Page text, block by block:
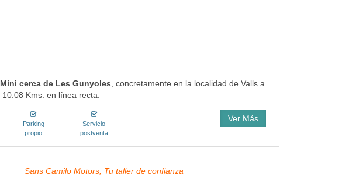
cerca de Les Gunyoles , concretamente en la localidad de Valls a
10.08 Kms. en línea recta.
Parking
propio
Servicio
postventa
Ver Más
Sans Camilo Motors, Tu taller de confianza